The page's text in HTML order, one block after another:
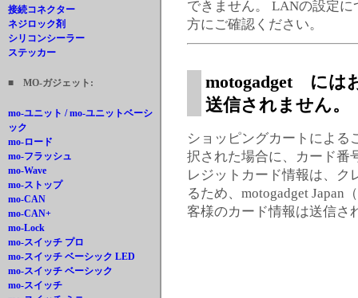
接続コネクター
ネジロック剤
シリコンシーラー
ステッカー
■ MO-ガジェット:
mo-ユニット / mo-ユニットベーシ
ック
mo-ロード
mo-フラッシュ
mo-Wave
mo-ストップ
mo-CAN
mo-CAN+
mo-Lock
mo-スイッチ プロ
mo-スイッチ ベーシック LED
mo-スイッチ ベーシック
mo-スイッチ
できません。 LANの設定
方にご確認ください。
motogadget には
送信されません。
ショッピングカートによる
択された場合に、カード番
レジットカード情報は、ク
るため、motogadget Japan
客様のカード情報は送信さ